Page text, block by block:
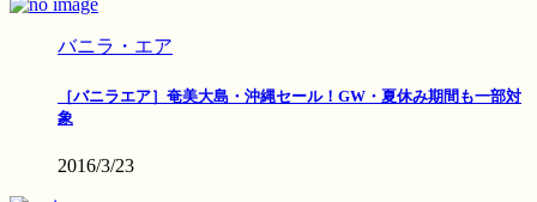
バニラ・エア
［バニラエア］奄美大島・沖縄セール！GW・夏休み期間も一部対
象
2016/3/23